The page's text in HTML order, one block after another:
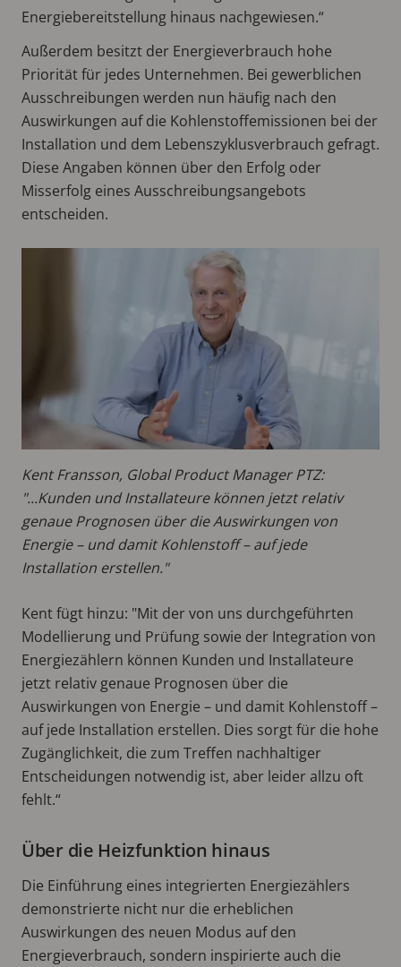
Energiebereitstellung hinaus nachgewiesen.“
Außerdem besitzt der Energieverbrauch hohe
Priorität für jedes Unternehmen. Bei gewerblichen
Ausschreibungen werden nun häufig nach den
Auswirkungen auf die Kohlenstoffemissionen bei der
Installation und dem Lebenszyklusverbrauch gefragt.
Diese Angaben können über den Erfolg oder
Misserfolg eines Ausschreibungsangebots
entscheiden.
Kent Fransson, Global Product Manager PTZ:
"...Kunden und Installateure können jetzt relativ
genaue Prognosen über die Auswirkungen von
Energie – und damit Kohlenstoff – auf jede
Installation erstellen."
Kent fügt hinzu: "Mit der von uns durchgeführten
Modellierung und Prüfung sowie der Integration von
Energiezählern können Kunden und Installateure
jetzt relativ genaue Prognosen über die
Auswirkungen von Energie – und damit Kohlenstoff –
auf jede Installation erstellen. Dies sorgt für die hohe
Zugänglichkeit, die zum Treffen nachhaltiger
Entscheidungen notwendig ist, aber leider allzu oft
fehlt.“
Über die Heizfunktion hinaus
Die Einführung eines integrierten Energiezählers
demonstrierte nicht nur die erheblichen
Auswirkungen des neuen Modus auf den
Energieverbrauch, sondern inspirierte auch die